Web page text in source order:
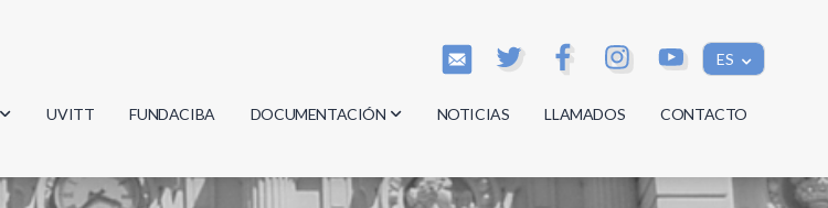
ES
UVITT FUNDACIBA DOCUMENTACIÓN
Actas
NOTICIAS LLAMADOS CONTACTO